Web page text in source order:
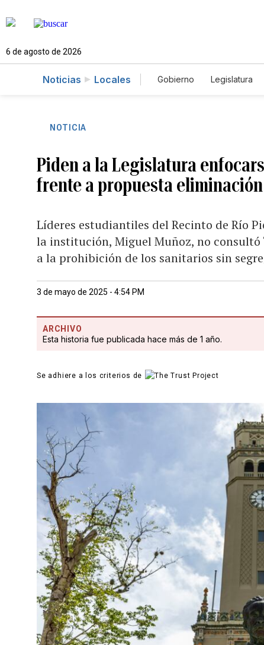
6 de agosto de 2026
Noticias Locales Gobierno Legislatura
NOTICIA
Piden a la Legislatura
frente a propuesta
Líderes estudiantiles del Recinto de Río
la institución, Miguel Muñoz, no consultó
a la prohibición de los sanitarios sin
3 de mayo de 2025 - 4:54 PM
ARCHIVO
Esta historia fue publicada hace más de 1 año.
Se adhiere a los criterios de